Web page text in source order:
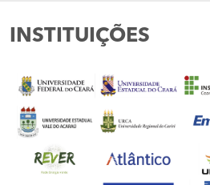
INSTITUIÇÕES